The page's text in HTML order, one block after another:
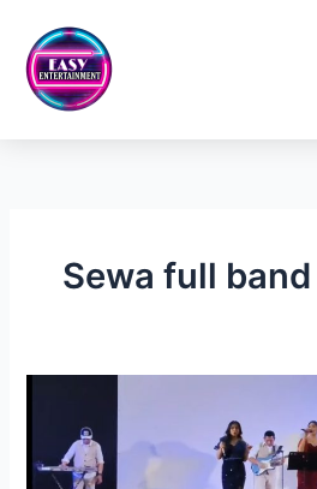
konten
Sewa full
Band
Dinner